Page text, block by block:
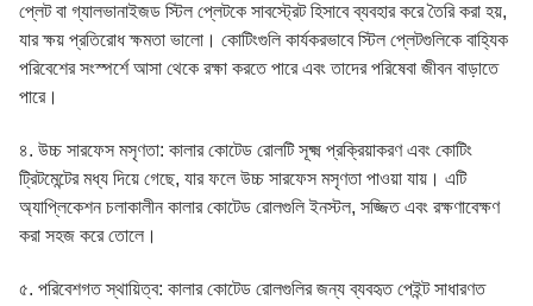
প্লেট বা গ্যালভানাইজড স্টিল প্লেটকে সাবস্ট্রেট হিসাবে ব্যবহার করে তৈরি করা হয়,
যার ক্ষয় প্রতিরোধ ক্ষমতা ভালো। কোটিংগুলি কার্যকরভাবে স্টিল প্লেটগুলিকে বাহ্যিক
পরিবেশের সংস্পর্শে আসা থেকে রক্ষা করতে পারে এবং তাদের পরিষেবা জীবন বাড়াতে
পারে।
৪. উচ্চ সারফেস মসৃণতা: কালার কোটেড রোলটি সূক্ষ্ম প্রক্রিয়াকরণ এবং কোটিং
ট্রিটমেন্টের মধ্য দিয়ে গেছে, যার ফলে উচ্চ সারফেস মসৃণতা পাওয়া যায়। এটি
অ্যাপ্লিকেশন চলাকালীন কালার কোটেড রোলগুলি ইনস্টল, সজ্জিত এবং রক্ষণাবেক্ষণ
করা সহজ করে তোলে।
৫. পরিবেশগত স্থায়িত্ব: কালার কোটেড রোলগুলির জন্য ব্যবহৃত পেইন্ট সাধারণত